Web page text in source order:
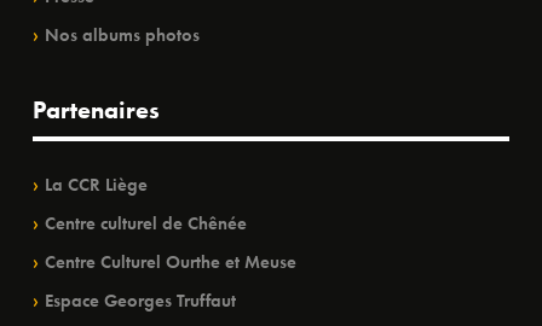
Nos albums photos
Partenaires
La CCR Liège
Centre culturel de Chênée
Centre Culturel Ourthe et Meuse
Espace Georges Truffaut